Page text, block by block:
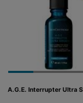
A.G.E. Interrupter Ultra